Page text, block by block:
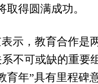
取得圆满成功。
示，教育合作是
不可或缺的重要
育年”具有里程碑